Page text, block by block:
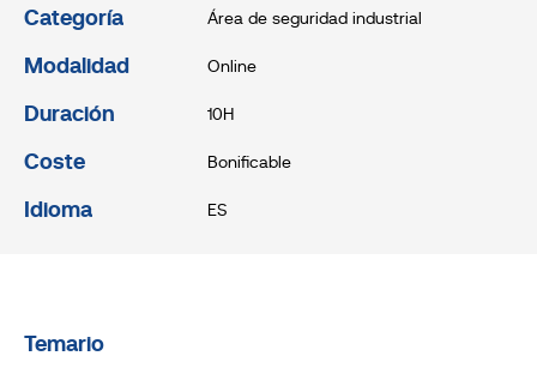
Categoría Área de seguridad industrial
Modalidad Online
Duración 10H
Coste Bonificable
Idioma ES
Temario